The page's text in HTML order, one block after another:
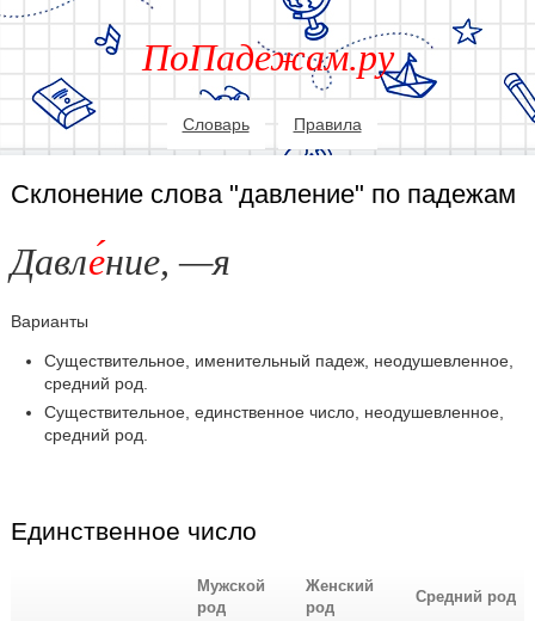
ПоПадежам.ру
Словарь Правила
Склонение слова "давление" по падежам
Давление, —я
Варианты
Существительное, именительный падеж, неодушевленное,
средний род.
Существительное, единственное число, неодушевленное,
средний род.
Единственное число
Мужской
род
Женский
род
Средний род